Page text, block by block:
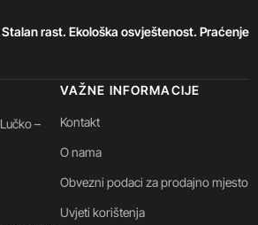
rast. Ekološka osvještenost. Praćenje
–
VAŽNE INFORMACIJE
Kontakt
O nama
Obvezni podaci za prodajno mjesto
Uvjeti korištenja